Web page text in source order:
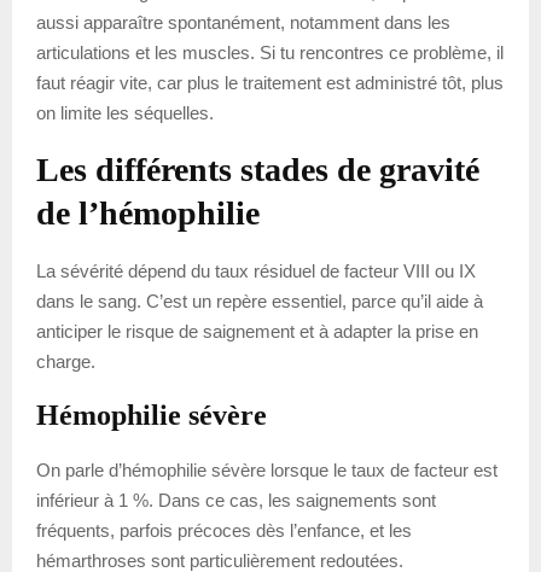
aussi apparaître spontanément, notamment dans les
articulations et les muscles. Si tu rencontres ce problème, il
faut réagir vite, car plus le traitement est administré tôt, plus
on limite les séquelles.
Les différents stades de gravité
de l’hémophilie
La sévérité dépend du taux résiduel de facteur VIII ou IX
dans le sang. C’est un repère essentiel, parce qu’il aide à
anticiper le risque de saignement et à adapter la prise en
charge.
Hémophilie sévère
On parle d’hémophilie sévère lorsque le taux de facteur est
inférieur à 1 %. Dans ce cas, les saignements sont
fréquents, parfois précoces dès l’enfance, et les
hémarthroses sont particulièrement redoutées.